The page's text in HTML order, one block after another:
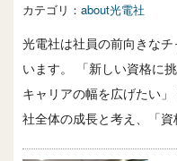
カテゴリ： about光電社
光電社は社員の前向きな
います。 「新しい資格に
キャリアの幅を広げたい
社全体の成長と考え、「資